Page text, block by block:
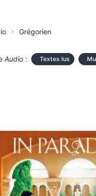
Grégorien
Audio : Textes lus